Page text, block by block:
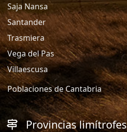
Saja Nansa
Santander
Trasmiera
Vega del Pas
Villaescusa
Poblaciones de Cantabria
Provincias limítrofes